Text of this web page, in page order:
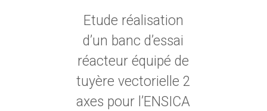
Etude réalisation
d’un banc d’essai
réacteur équipé de
tuyère vectorielle 2
axes pour l’ENSICA